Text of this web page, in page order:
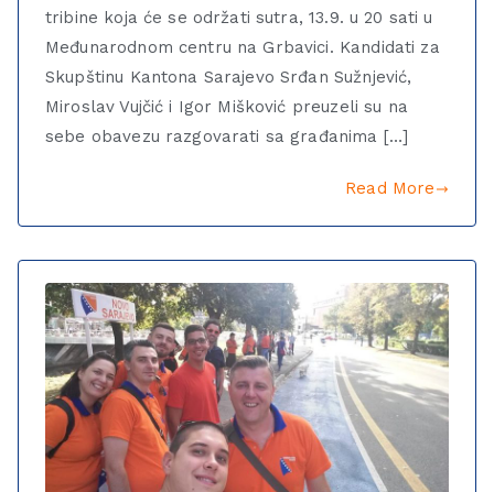
tribine koja će se održati sutra, 13.9. u 20 sati u
Međunarodnom centru na Grbavici. Kandidati za
Skupštinu Kantona Sarajevo Srđan Sužnjević,
Miroslav Vujčić i Igor Mišković preuzeli su na
sebe obavezu razgovarati sa građanima […]
Read More